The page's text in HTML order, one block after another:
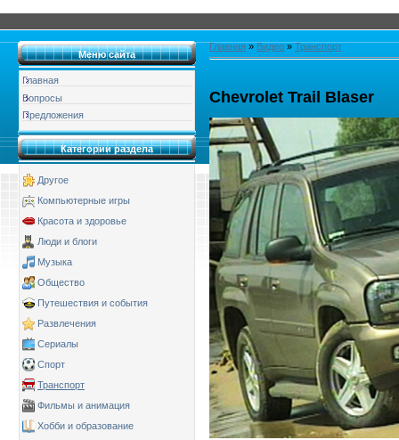
Меню сайта
Главная
Вопросы
Предложения
Категории раздела
Другое
Компьютерные игры
Красота и здоровье
Люди и блоги
Музыка
Общество
Путешествия и события
Развлечения
Сериалы
Спорт
Транспорт
Фильмы и анимация
Хобби и образование
Главная » Видео » Транспорт
Chevrolet Trail Blaser